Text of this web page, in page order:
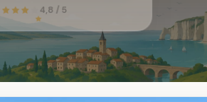
et accès : découvrez ce
dans Kraaby.
dans Kraaby
4,8 / 5